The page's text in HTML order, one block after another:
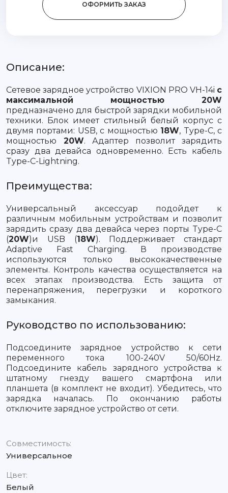
ОФОРМИТЬ ЗАКАЗ
Описание:
Сетевое зарядное устройство VIXION PRO VH-14i с
максимальной мощностью 20W
предназначено для быстрой зарядки мобильной
техники. Блок имеет стильный белый корпус с
двумя портами: USB, с мощностью 18W, Type-C, с
мощностью 20W. Адаптер позволит зарядить
сразу два девайса одновременно. Есть кабель
Type-C-Lightning.
Преимущества:
Универсальный аксессуар подойдет к
различным мобильным устройствам и позволит
зарядить сразу два девайса через порты Type-C
(20W)и USB (18W). Поддерживает стандарт
Adaptive Fast Charging. В производстве
используются только высококачественные
элементы. Контроль качества осуществляется на
всех этапах производства. Есть защита от
перенапряжения, перегрузки и короткого
замыкания.
Руководство по использованию:
Подсоедините зарядное устройство к сети
переменного тока 100-240V 50/60Hz.
Подсоедините кабель зарядного устройства к
штатному гнезду вашего смартфона или
планшета (в комплект не входит). Убедитесь, что
зарядка началась. По окончанию работы
отключите зарядное устройство от сети.
Совместимость:
Универсальное
Цвет:
Белый